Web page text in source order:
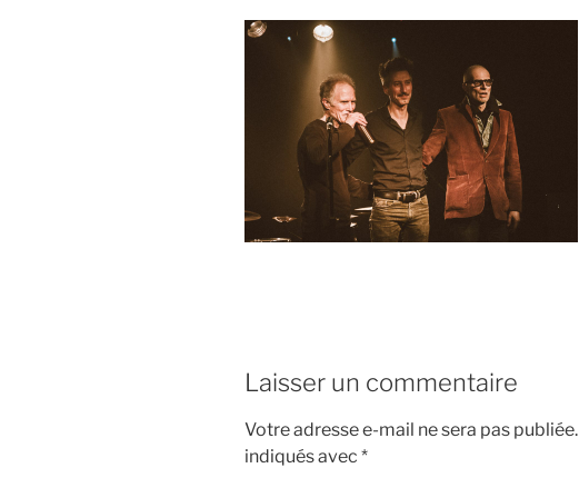
Laisser un commentaire
Votre adresse e-mail ne sera pas publiée.
indiqués avec *